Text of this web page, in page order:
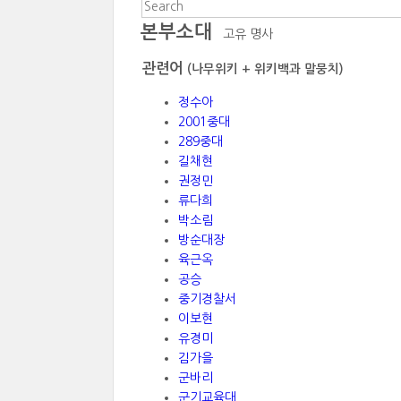
본부소대 고유 명사
관련어 (나무위키 + 위키백과 말뭉치)
정수아
2001중대
289중대
길채현
권정민
류다희
박소림
방순대장
육근옥
공승
중기경찰서
이보현
유경미
김가을
군바리
군기교육대